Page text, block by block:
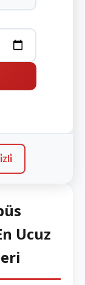
Ucuz